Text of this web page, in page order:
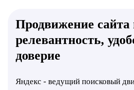
Продвижение сайта
релевантность,
доверие
Яндекс - ведущий поисковый